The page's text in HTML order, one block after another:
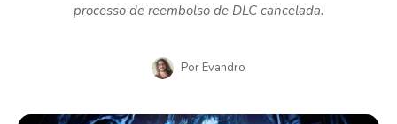
processo de reembolso de DLC cancelada.
Por Evandro